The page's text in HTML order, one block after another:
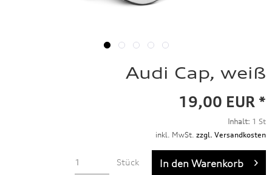
Audi Cap, weiß
19,00 EUR *
Inhalt: 1 St
inkl. MwSt. zzgl. Versandkosten
Stück In den Warenkorb